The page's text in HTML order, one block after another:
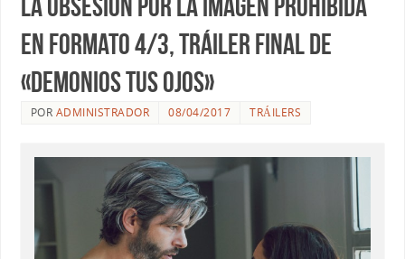
en formato 4/3, tráiler final de
«Demonios tus ojos»
POR ADMINISTRADOR 08/04/2017 TRÁILERS